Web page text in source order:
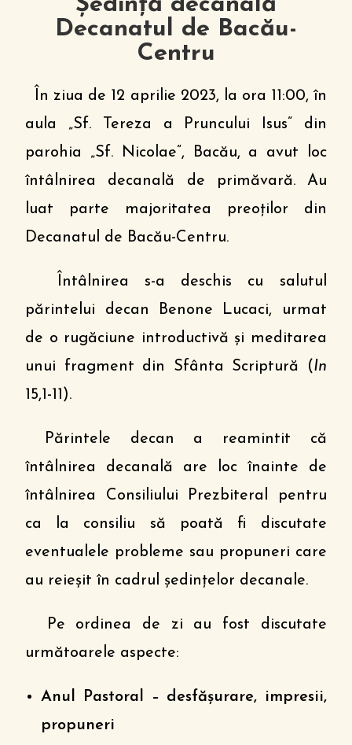
Ședință decanală
Decanatul de Bacău-
Centru
În ziua de 12 aprilie 2023, la ora 11:00, în
aula „Sf. Tereza a Pruncului Isus” din
parohia „Sf. Nicolae”, Bacău, a avut loc
întâlnirea decanală de primăvară. Au
luat parte majoritatea preoților din
Decanatul de Bacău-Centru.
Întâlnirea s-a deschis cu salutul
părintelui decan Benone Lucaci, urmat
de o rugăciune introductivă și meditarea
unui fragment din Sfânta Scriptură (In
15,1-11).
Părintele decan a reamintit că
întâlnirea decanală are loc înainte de
întâlnirea Consiliului Prezbiteral pentru
ca la consiliu să poată fi discutate
eventualele probleme sau propuneri care
au reieșit în cadrul ședințelor decanale.
Pe ordinea de zi au fost discutate
următoarele aspecte:
Anul Pastoral – desfășurare, impresii,
propuneri